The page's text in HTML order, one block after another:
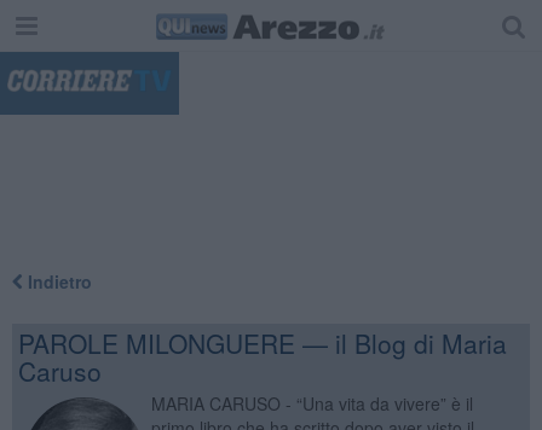
Indietro
PAROLE MILONGUERE — il Blog di Maria
Caruso
MARIA CARUSO - “Una vita da vivere” è il